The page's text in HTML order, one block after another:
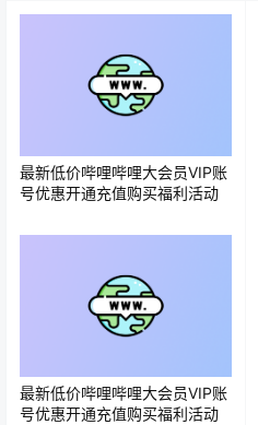
最新低价哔哩哔哩大会员VIP账
号优惠开通充值购买福利活动
最新低价哔哩哔哩大会员VIP账
号优惠开通充值购买福利活动